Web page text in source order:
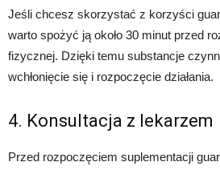
Jeśli chcesz skorzystać z korzyści
warto spożyć ją około 30 minut przed
fizycznej. Dzięki temu substancje
wchłonięcie się i rozpoczęcie działania.
4. Konsultacja z lekarzem
Przed rozpoczęciem suplementacji